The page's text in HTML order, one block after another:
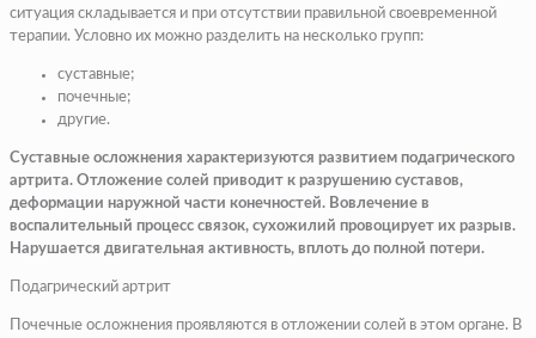
ситуация складывается и при отсутствии правильной своевременной
терапии. Условно их можно разделить на несколько групп:
суставные;
почечные;
другие.
Суставные осложнения характеризуются развитием подагрического
артрита. Отложение солей приводит к разрушению суставов,
деформации наружной части конечностей. Вовлечение в
воспалительный процесс связок, сухожилий провоцирует их разрыв.
Нарушается двигательная активность, вплоть до полной потери.
Подагрический артрит
Почечные осложнения проявляются в отложении солей в этом органе. В